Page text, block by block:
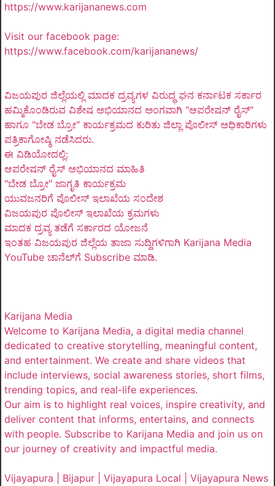
https://www.karijananews.com
Visit our facebook page:
https://www.facebook.com/karijananews/
ವಿಜಯಪುರ ಜಿಲ್ಲೆಯಲ್ಲಿ ಮಾದಕ ದ್ರವ್ಯಗಳ ವಿರುದ್ಧ ಘನ ಕರ್ನಾಟಕ ಸರ್ಕಾರ
ಹಮ್ಮಿಕೊಂಡಿರುವ ವಿಶೇಷ ಅಭಿಯಾನದ ಅಂಗವಾಗಿ "ಆಪರೇಷನ್ ರೈಸ್"
ಹಾಗೂ "ಬೇಡ ಬ್ರೋ" ಕಾರ್ಯಕ್ರಮದ ಕುರಿತು ಜಿಲ್ಲಾ ಪೊಲೀಸ್ ಅಧಿಕಾರಿಗಳು
ಪತ್ರಿಕಾಗೋಷ್ಠಿ ನಡೆಸಿದರು.
ಈ ವಿಡಿಯೋದಲ್ಲಿ:
ಆಪರೇಷನ್ ರೈಸ್ ಅಭಿಯಾನದ ಮಾಹಿತಿ
"ಬೇಡ ಬ್ರೋ" ಜಾಗೃತಿ ಕಾರ್ಯಕ್ರಮ
ಯುವಜನರಿಗೆ ಪೊಲೀಸ್ ಇಲಾಖೆಯ ಸಂದೇಶ
ವಿಜಯಪುರ ಪೊಲೀಸ್ ಇಲಾಖೆಯ ಕ್ರಮಗಳು
ಮಾದಕ ದ್ರವ್ಯ ತಡೆಗೆ ಸರ್ಕಾರದ ಯೋಜನೆ
ಇಂತಹ ವಿಜಯಪುರ ಜಿಲ್ಲೆಯ ತಾಜಾ ಸುದ್ದಿಗಳಿಗಾಗಿ Karijana Media
YouTube ಚಾನೆಲ್‌ಗೆ Subscribe ಮಾಡಿ.
Karijana Media
Welcome to Karijana Media, a digital media channel
dedicated to creative storytelling, meaningful content,
and entertainment. We create and share videos that
include interviews, social awareness stories, short films,
trending topics, and real-life experiences.
Our aim is to highlight real voices, inspire creativity, and
deliver content that informs, entertains, and connects
with people. Subscribe to Karijana Media and join us on
our journey of creativity and impactful media.
Vijayapura | Bijapur | Vijayapura Local | Vijayapura News